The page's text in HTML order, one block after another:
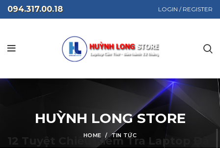
094.317.00.18 LOGIN / REGISTER
HUỲNH LONG STORE
HOME TIN TỨC
12 Tuyệt Chiêu Kiểm Tra Laptop Đã